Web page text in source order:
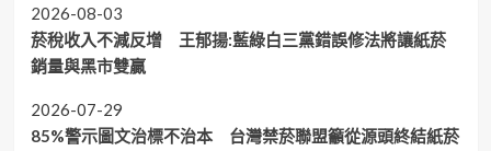
2026-08-03
菸稅收入不減反增 王郁揚:藍綠白三黨錯誤修法將讓紙菸
銷量與黑市雙贏
2026-07-29
85%警示圖文治標不治本 台灣禁菸聯盟籲從源頭終結紙菸